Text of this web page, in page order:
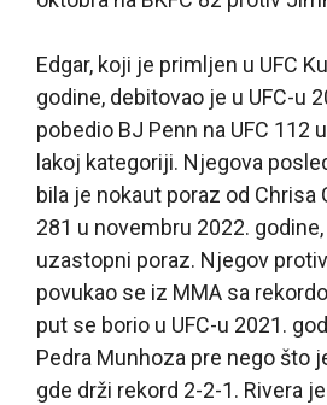
Edgar, koji je primljen u UFC
godine, debitovao je u UFC-u
pobedio BJ Penn na UFC 112
lakoj kategoriji. Njegova
bila je nokaut poraz od Chrisa
281 u novembru 2022.
uzastopni poraz. Njegov
povukao se iz MMA sa
put se borio u UFC-u 2021.
Pedra Munhoza pre nego što
gde drži rekord 2-2-1. Rivera